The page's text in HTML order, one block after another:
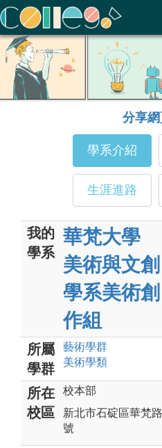
ColleGo! 大學選才與高中育才輔助
分享
學系介紹
生涯進路
我的
學系
華梵大學
美術與文創
學系美術創
作組
所屬
學群
藝術學群
美術學類
所在
校區
校本部
新北市石碇區華梵
號